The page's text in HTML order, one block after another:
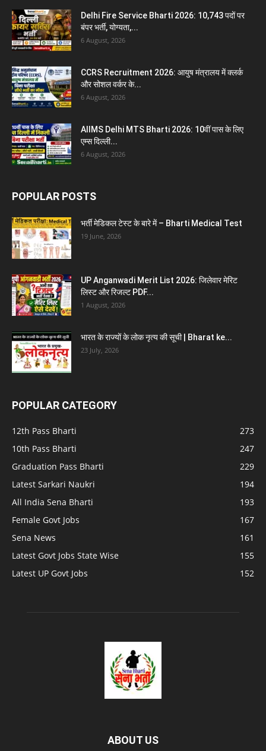
Delhi Fire Service Bharti 2026: 10,743 पदों पर
बंपर भर्ती, योग्यता,...
6 August, 2026
CCRS Recruitment 2026: आयुष मंत्रालय में क्लर्क
और सोशल वर्कर के...
6 August, 2026
AIIMS Delhi MTS Bharti 2026: 10वीं पास के लिए
एम्स दिल्ली...
6 August, 2026
POPULAR POSTS
भर्ती मेडिकल टेस्ट के बारे में – Bharti Medical Test
19 June, 2026
UP Anganwadi Merit List 2026: जिलेवार मेरिट
लिस्ट और रिजल्ट PDF...
1 August, 2026
भारत के राज्यों के लोक नृत्य की सूची | Bharat ke...
23 July, 2026
POPULAR CATEGORY
12th Pass Bharti
273
10th Pass Bharti
247
Graduation Pass Bharti
229
Latest Sarkari Naukri
194
All India Sena Bharti
193
Female Govt Jobs
167
Sena News
161
Latest Govt Jobs State Wise
155
Latest UP Govt Jobs
152
ABOUT US